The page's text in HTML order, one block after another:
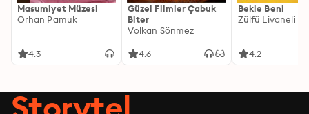
Masumiyet Müzesi
Orhan Pamuk
4.3
Güzel Filmler Çabuk
Biter
Volkan Sönmez
4.6
Bekle Beni
Zülfü Livaneli
4.2